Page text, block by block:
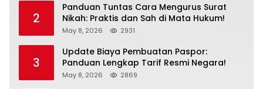
2
Panduan Tuntas Cara Mengurus Surat
Nikah: Praktis dan Sah di Mata Hukum!
May 8, 2026 2931
3
Update Biaya Pembuatan Paspor:
Panduan Lengkap Tarif Resmi Negara!
May 8, 2026 2869